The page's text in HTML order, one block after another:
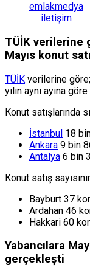
emlakmedya
iletişim
TÜİK verilerine
Mayıs konut
TÜİK verilerine göre;
yılın aynı ayına
Konut satışlarında
İstanbul 18
Ankara 9 bin
Antalya 6 bin
Konut satış
Bayburt 37
Ardahan 46
Hakkari 60
Yabancılara
gerçekleşti